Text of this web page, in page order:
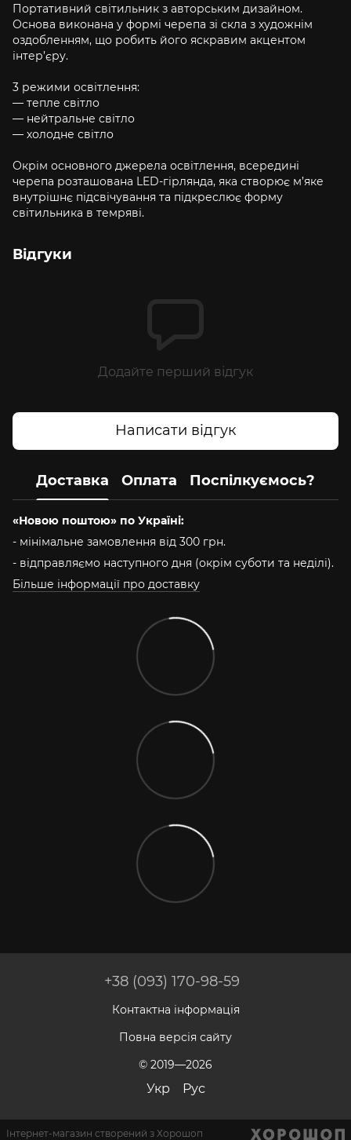
Портативний світильник з авторським дизайном.
Основа виконана у формі черепа зі скла з художнім
оздобленням, що робить його яскравим акцентом
інтер’єру.
3 режими освітлення:
— тепле світло
— нейтральне світло
— холодне світло
Окрім основного джерела освітлення, всередині
черепа розташована LED-гірлянда, яка створює м’яке
внутрішнє підсвічування та підкреслює форму
світильника в темряві.
Відгуки
Додайте перший відгук
Написати відгук
Доставка Оплата Поспілкуємось?
«Новою поштою» по Україні:
- мінімальне замовлення від 300 грн.
- відправляємо наступного дня (окрім суботи та неділі).
Більше інформації про доставку
+38 (093) 170-98-59
Контактна інформація
Повна версія сайту
© 2019—2026
Укр Рус
Інтернет-магазин створений з Хорошоп